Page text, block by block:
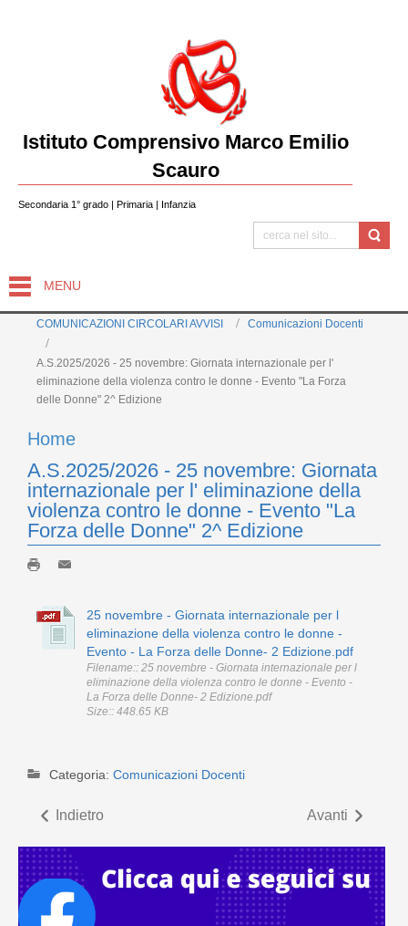
Istituto Comprensivo Marco Emilio
Scauro
Secondaria 1° grado | Primaria | Infanzia
MENU
COMUNICAZIONI CIRCOLARI AVVISI Comunicazioni Docenti
A.S.2025/2026 - 25 novembre: Giornata internazionale per l'
eliminazione della violenza contro le donne - Evento "La Forza
delle Donne" 2^ Edizione
Home
A.S.2025/2026 - 25 novembre: Giornata
internazionale per l' eliminazione della
violenza contro le donne - Evento "La
Forza delle Donne" 2^ Edizione
25 novembre - Giornata internazionale per l
eliminazione della violenza contro le donne -
Evento - La Forza delle Donne- 2 Edizione.pdf
Filename:: 25 novembre - Giornata internazionale per l
eliminazione della violenza contro le donne - Evento -
La Forza delle Donne- 2 Edizione.pdf
Size:: 448.65 KB
Categoria: Comunicazioni Docenti
Indietro Avanti